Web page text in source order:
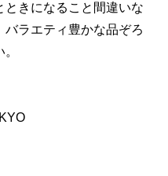
ときになること間違いな
バラエティ豊かな品ぞろ